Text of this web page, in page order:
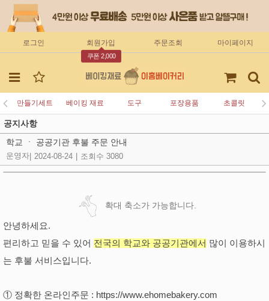
로그인 회원가입
쿠폰 2,000
주문조회 마이페이지
만들기세트 베이킹 재료 도구 포장용품 초콜릿
공지사항
학교 ㆍ 공공기관 후불 주문 안내
운영자 2024-08-24 조회수 3080
확대 축소가 가능합니다.
안녕하세요.
편리하고 믿을 수 있어 전국의 학교와 공공기관에서 많이 이용하시
는 후불 서비스입니다.
① 정확한 온라인주문 : https://www.ehomebakery.com